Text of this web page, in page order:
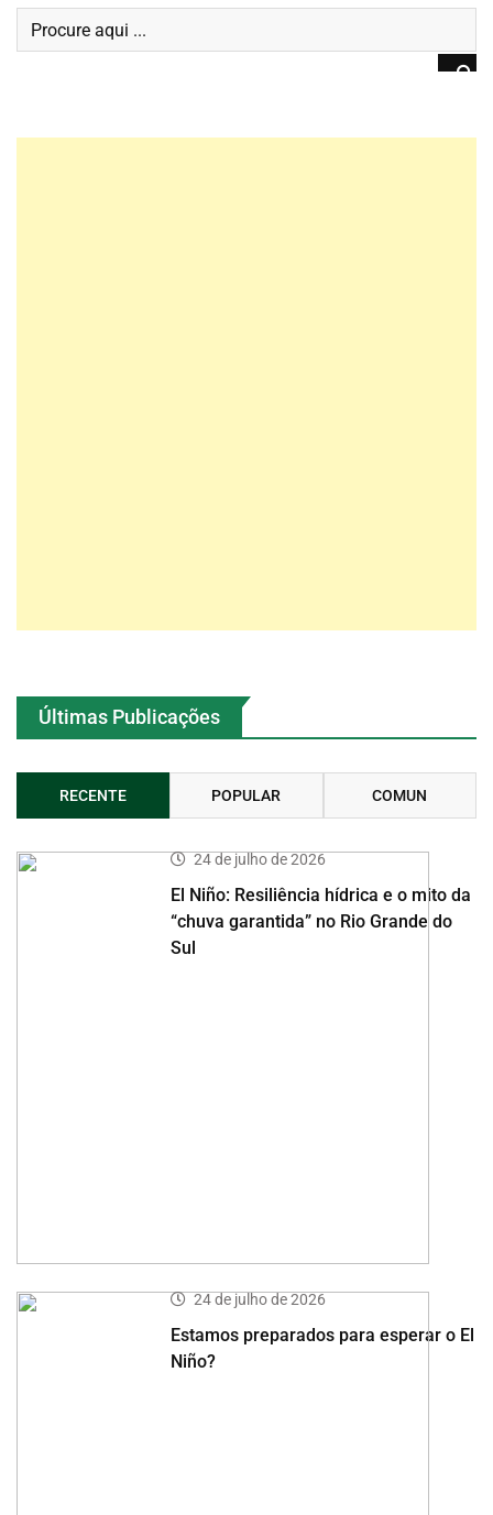
Últimas Publicações
RECENTE POPULAR COMUN
24 de julho de 2026
El Niño: Resiliência hídrica e o mito da
“chuva garantida” no Rio Grande do
Sul
24 de julho de 2026
Estamos preparados para esperar o El
Niño?